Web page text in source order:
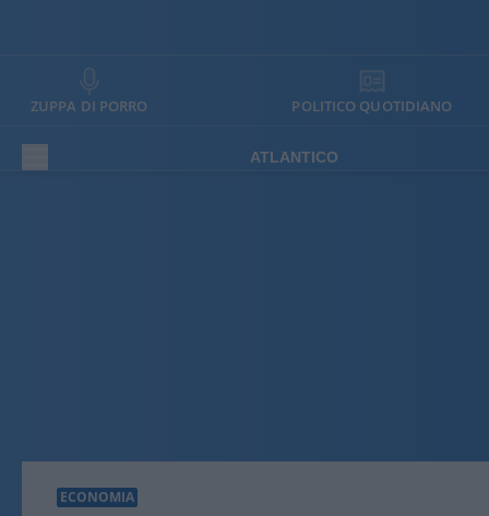
ZUPPA DI PORRO POLITICO QUOTIDIANO
ATLANTICO
ECONOMIA